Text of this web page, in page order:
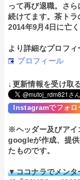
って再び退職。さ
続けてます。茶トラ
2014年9月4日に亡く
より詳細なプロフィ
プロフィール
↓更新情報を受け取
Instagramでフォロ
※ヘッダー及びアイ
googleが作成、提
たものです。
▼ココナラでメンタ